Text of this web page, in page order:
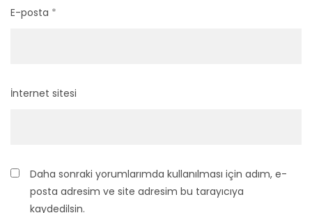
E-posta *
İnternet sitesi
Daha sonraki yorumlarımda kullanılması için adım, e-
posta adresim ve site adresim bu tarayıcıya
kaydedilsin.